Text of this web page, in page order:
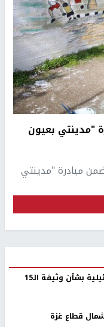
"مدينتي بعيون
مبادرة "مدينتي
مصادر عبرية: خلافات أميركية إسرائيلية بشأن وثيقة الـ15
شمال قطاع غزة